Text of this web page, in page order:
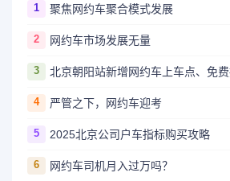
1 聚焦网约车聚合模式发展
2 网约车市场发展无量
3 北京朝阳站新增网约车上车点、免
4 严管之下，网约车迎考
5 2025北京公司户车指标购买攻略
6 网约车司机月入过万吗？